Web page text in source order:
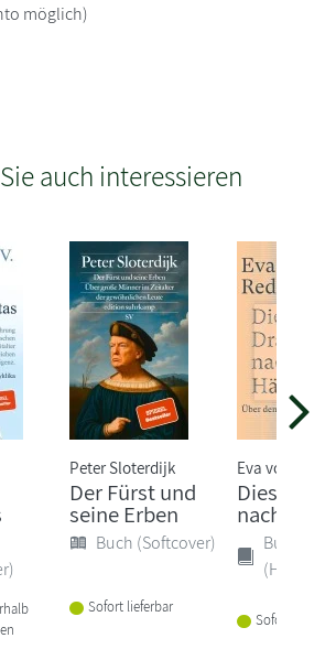
möglich)
auch interessieren
Peter Sloterdijk
Der Fürst und
seine Erben
Buch (Softcover)
Sofort lieferbar
Eva von
Dieser
nach
Buch
Sofort